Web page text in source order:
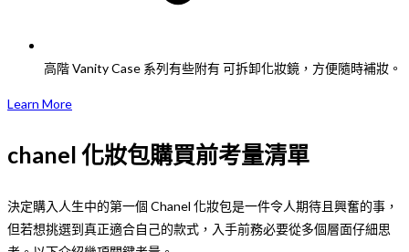
高階 Vanity Case 系列有些附有 可拆卸化妝鏡，方便隨時補妝。
Learn More
chanel 化妝包購買前考量清單
決定購入人生中的第一個 Chanel 化妝包是一件令人期待且興奮的事，
但若想挑選到真正適合自己的款式，入手前務必要從多個層面仔細思